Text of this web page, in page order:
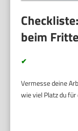
beim
✔
Vermesse deine
wie viel Platz du